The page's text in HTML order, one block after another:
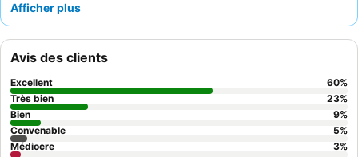
divers événements et besoins professionnels. Les clients ne
ainsi que le
copieux petit-déjeuner buffet
fruits frais et un gaufrier en libre-service. Pour une expérience
vraiment relaxante, pensez à réserver une chambre avec un
balcon et une vue panoramique
Afficher plus
Avis des clients
Excellent 60%
Très bien
23%
Bien
9%
Convenable
5%
Médiocre
3%